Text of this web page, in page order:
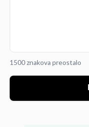
1500 znakova preostalo